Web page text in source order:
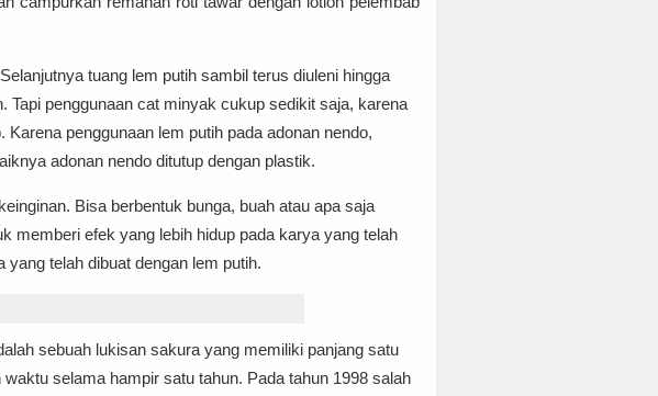
tuang lem putih sambil terus diuleni hingga
penggunaan cat minyak cukup sedikit saja, karena
penggunaan lem putih pada adonan nendo,
adonan nendo ditutup dengan plastik.
Bisa berbentuk bunga, buah atau apa saja
memberi efek yang lebih hidup pada karya yang telah
telah dibuat dengan lem putih.
sebuah lukisan sakura yang memiliki panjang satu
selama hampir satu tahun. Pada tahun 1998 salah